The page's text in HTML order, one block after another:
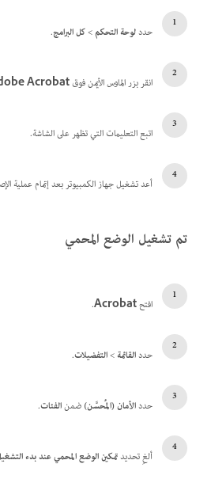
حددلوحة التحكم>كل البرامج.
انقر بزر الماوس الأيمن فوقAcrobat
اتبع التعليمات التي تظهر على الشاشة.
أعد تشغيل جهاز الكمبيوتر بعد إتمام عملية
تم تشغيل الوضع المحمي
افتحAcrobat
.
حددالقائمة>التفضيلات.
حددالأمان (المُحسَّن)ضمنالفئات.
ألغِ تحديدتمكين الوضع المحمي عند بدء